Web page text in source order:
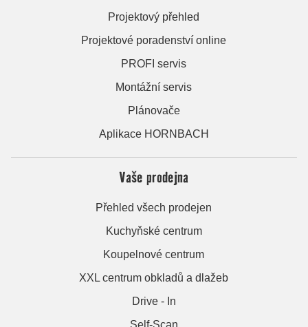
Projektový přehled
Projektové poradenství online
PROFI servis
Montážní servis
Plánovače
Aplikace HORNBACH
Vaše prodejna
Přehled všech prodejen
Kuchyňské centrum
Koupelnové centrum
XXL centrum obkladů a dlažeb
Drive - In
Self-Scan